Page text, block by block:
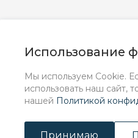
Использование
Мы используем Cookie.
использовать наш сайт,
нашей Политикой
Принимаю
информационный характер
положениями